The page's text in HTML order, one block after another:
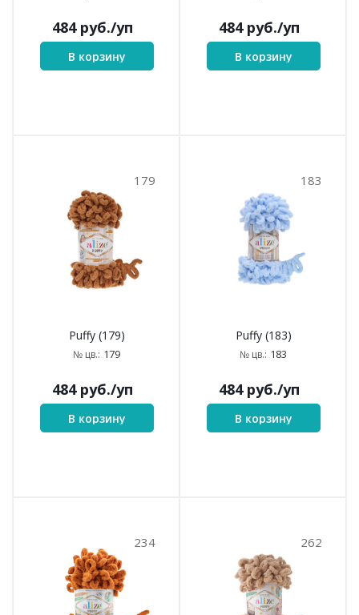
484руб./уп
В корзину
484руб./уп
В корзину
179
Puffy (179)
№ цв.: 179
484руб./уп
В корзину
183
Puffy (183)
№ цв.: 183
484руб./уп
В корзину
234 262